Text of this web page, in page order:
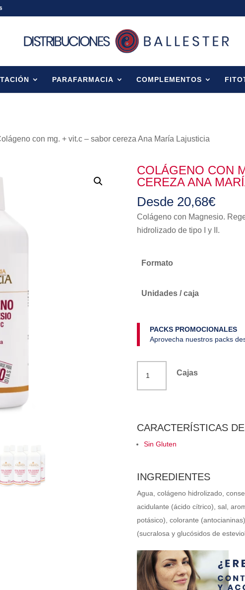
PARAFARMACIA COMPLEMENTOS
con mg. + vit.c – sabor cereza Ana María Lajusticia
COLÁGENO CON
CEREZA ANA
Desde 20,68€
Colágeno con Magnesio.
hidrolizado de tipo I y II.
Formato
Unidades / caja
PACKS PROMOCIONALES
Aprovecha nuestros packs
con
sabor
Ana
Cajas
CARACTERÍSTICAS
Sin Gluten
INGREDIENTES
Agua, colágeno hidrolizado,
acidulante (ácido cítrico), sal,
potásico), colorante
(sucralosa y glucósidos de